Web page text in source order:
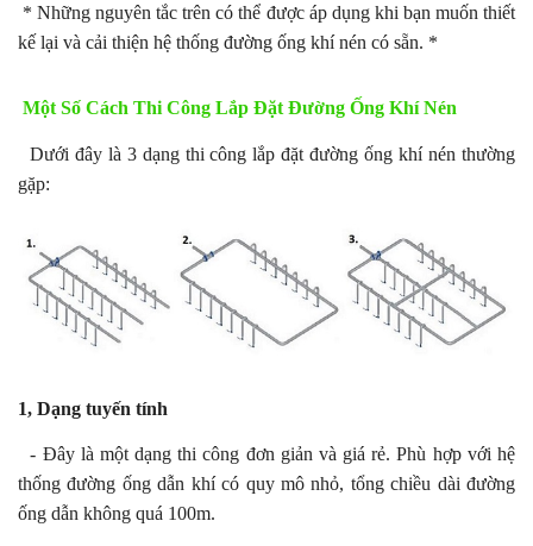
* Những nguyên tắc trên có thể được áp dụng khi bạn muốn thiết
kế lại và cải thiện hệ thống đường ống khí nén có sẵn. *
Một Số Cách Thi Công Lắp Đặt Đường Ống Khí Nén
Dưới đây là 3 dạng thi công lắp đặt đường ống khí nén thường
gặp:
1, Dạng tuyến tính
- Đây là một dạng thi công đơn giản và giá rẻ. Phù hợp với hệ
thống đường ống dẫn khí có quy mô nhỏ, tổng chiều dài đường
ống dẫn không quá 100m.